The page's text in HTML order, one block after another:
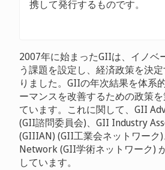
携して発行するものです。
2007年に始まったGIIは、イノベ
う課題を設定し、経済政策を決
りました。GIIの年次結果を体系
ーマンスを改善するための政策
ています。これに関して、GII
(GII諮問委員会)、GII Industry
(GIIIAN) (GII工業会ネットワーク
Network (GII学術ネットワーク)
しています。